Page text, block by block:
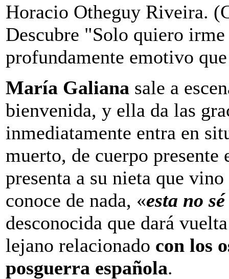
Horacio Otheguy Riveira.
Descubre "Solo quiero
profundamente emotivo
María Galiana sale a
bienvenida, y ella da las
inmediatamente entra en
muerto, de cuerpo presente
presenta a su nieta que
conoce de nada, «esta no
desconocida que dará
lejano relacionado con los
posguerra española.